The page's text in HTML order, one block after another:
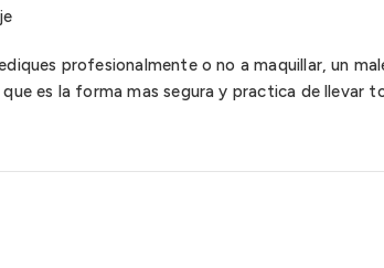
profesionalmente o no a maquillar, un
que es la forma mas segura y practica de llevar